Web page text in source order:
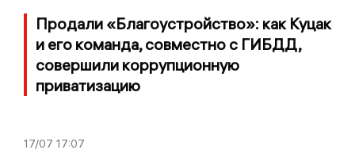
Продали «Благоустройство»: как Куцак
и его команда, совместно с ГИБДД,
совершили коррупционную
приватизацию
17/07 17:07